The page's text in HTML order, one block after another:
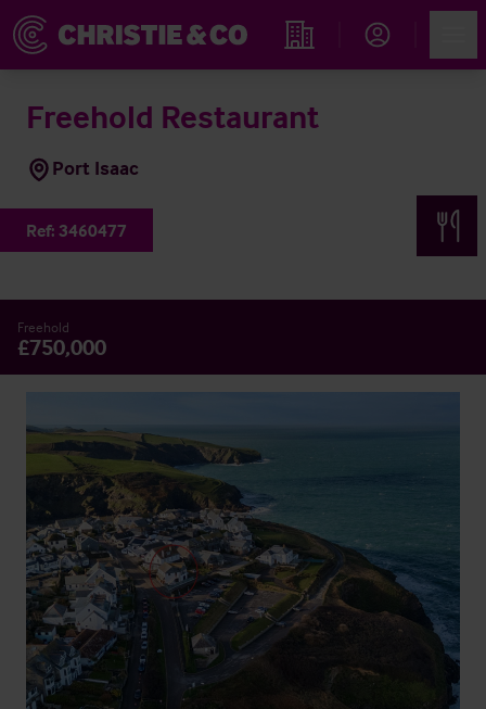
Immobiliensuche
Freehold Restaurant
Port Isaac
Ref: 3460477
Freehold
£750,000